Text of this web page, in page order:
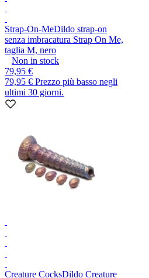
Strap-On-MeDildo strap-on
senza imbracatura Strap On Me,
taglia M, nero
Non in stock
79,95 €
79,95 € Prezzo più basso negli
ultimi 30 giorni.
Creature CocksDildo Creature